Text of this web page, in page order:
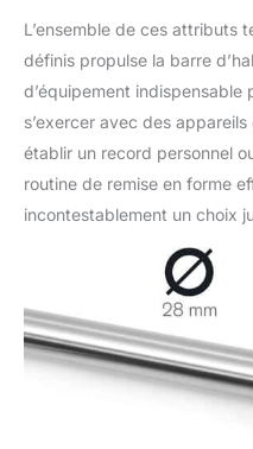
L’ensemble de ces attributs
définis propulse la barre
d’équipement indispensable
s’exercer avec des
établir un record personnel
routine de remise en forme
incontestablement un choix